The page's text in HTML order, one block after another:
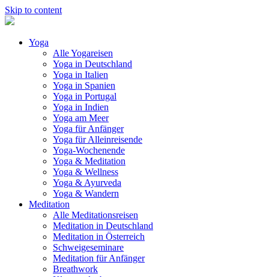
Skip to content
Yoga
Alle Yogareisen
Yoga in Deutschland
Yoga in Italien
Yoga in Spanien
Yoga in Portugal
Yoga in Indien
Yoga am Meer
Yoga für Anfänger
Yoga für Alleinreisende
Yoga-Wochenende
Yoga & Meditation
Yoga & Wellness
Yoga & Ayurveda
Yoga & Wandern
Meditation
Alle Meditationsreisen
Meditation in Deutschland
Meditation in Österreich
Schweigeseminare
Meditation für Anfänger
Breathwork